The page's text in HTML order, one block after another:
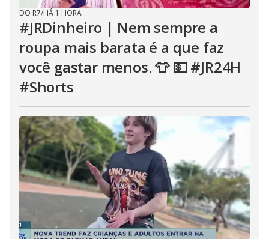
DO R7/HÁ 1 HORA
#JRDinheiro | Nem sempre a
roupa mais barata é a que faz
você gastar menos. 👕 💵 #JR24H
#Shorts